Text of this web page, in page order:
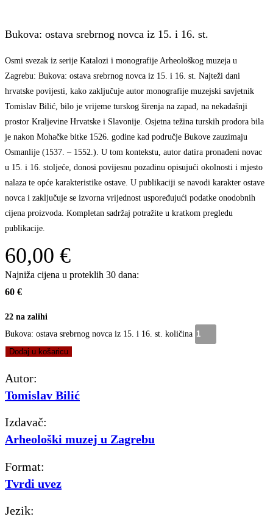
Bukova: ostava srebrnog novca iz 15. i 16. st.
Osmi svezak iz serije Katalozi i monografije Arheološkog muzeja u
Zagrebu: Bukova: ostava srebrnog novca iz 15. i 16. st. Najteži dani
hrvatske povijesti, kako zaključuje autor monografije muzejski savjetnik
Tomislav Bilić, bilo je vrijeme turskog širenja na zapad, na nekadašnji
prostor Kraljevine Hrvatske i Slavonije. Osjetna težina turskih prodora bila
je nakon Mohačke bitke 1526. godine kad područje Bukove zauzimaju
Osmanlije (1537. – 1552.). U tom kontekstu, autor datira pronađeni novac
u 15. i 16. stoljeće, donosi povijesnu pozadinu opisujući okolnosti i mjesto
nalaza te opće karakteristike ostave. U publikaciji se navodi karakter ostave
novca i zaključuje se izvorna vrijednost uspoređujući podatke onodobnih
cijena proizvoda. Kompletan sadržaj potražite u kratkom pregledu
publikacije.
60,00 €
Najniža cijena u proteklih 30 dana:
60 €
22 na zalihi
Bukova: ostava srebrnog novca iz 15. i 16. st. količina
Dodaj u košaricu
Autor:
Tomislav Bilić
Izdavač:
Arheološki muzej u Zagrebu
Format:
Tvrdi uvez
Jezik: